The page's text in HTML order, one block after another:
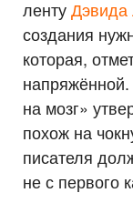
лентуДэвида
создания
которая,
на мозг»
похож на
писателя
не с первого